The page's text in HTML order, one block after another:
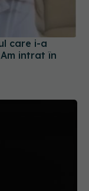
care i-a
intrat în